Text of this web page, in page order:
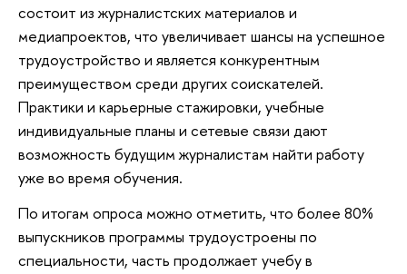
состоит из журналистских материалов и
медиапроектов, что увеличивает шансы на успешное
трудоустройство и является конкурентным
преимуществом среди других соискателей.
Практики и карьерные стажировки, учебные
индивидуальные планы и сетевые связи дают
возможность будущим журналистам найти работу
уже во время обучения.
По итогам опроса можно отметить, что более 80%
выпускников программы трудоустроены по
специальности, часть продолжает учебу в